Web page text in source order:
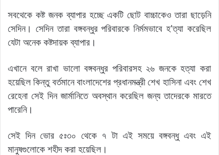
সবথেকে কষ্ট জনক ব্যাপার হচ্ছে একটি ছোট বাচ্চাকেও তারা ছাড়েনি
সেদিন। সেদিন তারা বঙ্গবন্ধুর পরিবারকে নির্মমভাবে হ’ত্যা করেছিল
যেটা অনেক কষ্টদায়ক ব্যাপার।
এখানে বলে রাখা ভালো বঙ্গবন্ধুর পরিবারসহ ২৬ জনকে হত্যা করা
হয়েছিল কিন্তু বর্তমানে বাংলাদেশের প্রধানমন্ত্রী শেখ হাসিনা এবং শেখ
রেহেনা সেই দিন জার্মানিতে অবস্থান করেছিল জন্য তাদেরকে মারতে
পারেনি।
সেই দিন ভোর ৫ঃ৩০ থেকে ৭ টা এই সময়ে বঙ্গবন্ধু এবং এই
মানুষগুলোকে শহীদ করা হয়েছিল।